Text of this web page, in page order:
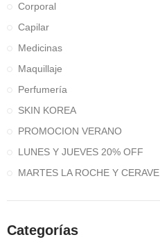
Corporal
Capilar
Medicinas
Maquillaje
Perfumería
SKIN KOREA
PROMOCION VERANO
LUNES Y JUEVES 20% OFF
MARTES LA ROCHE Y CERAVE
Categorías